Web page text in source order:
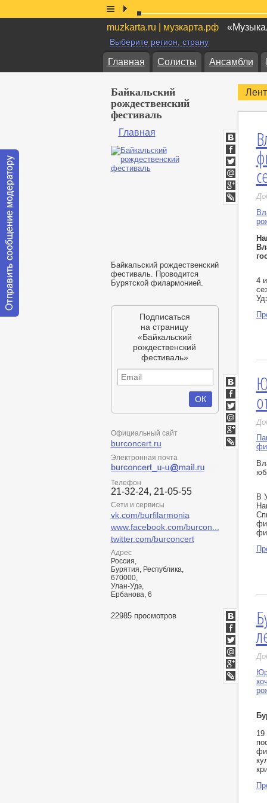
muzkarta.ru | музкарта.рф
Выберите регион, страну
Главная Солисты Ансамбли
Байкальский
рождественский
фестиваль
Главная
Байкальский рождественский
фестиваль. Проводится
Бурятской филармонией.
Подписаться
на страницу
«Байкальский
рождественский
фестиваль»
Официальный сайт
burconcert.ru
Электронная почта
Телефон
21-32-24, 21-05-55
Сети и сервисы
vk.com/burfilarmonia
www.facebook.com/burcon...
twitter.com/burconcert
Адрес
Россия,
Бурятия, Республика,
670000,
Улан-Удэ,
Ербанова, 6
22985 просмотров
4
Facebook
Twitter
Мой
Мир
Google+
LiveJournal
В
Facebook
Twitter
Мой
Мир
Google+
LiveJournal
Facebook
Twitter
Мой
Мир
Google+
LiveJournal